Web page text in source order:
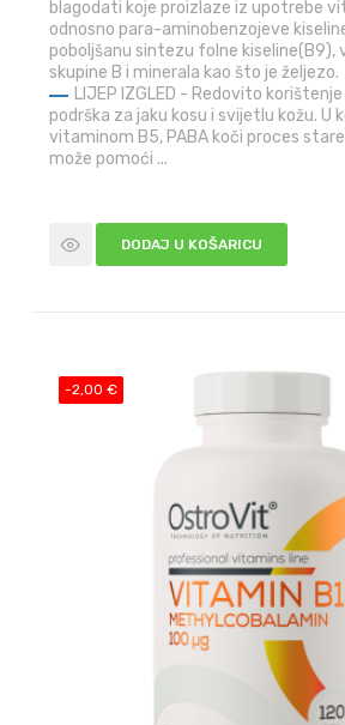
blagodati koje proizlaze iz upotrebe
odnosno para-aminobenzojeve
poboljšanu sintezu folne kiseline(B9),
skupine B i minerala kao što je željezo.
LIJEP IZGLED - Redovito korištenje
podrška za jaku kosu i svijetlu kožu. U
vitaminom B5, PABA koči proces
može pomoći ...
DODAJ U KOŠARICU
-2,00 €